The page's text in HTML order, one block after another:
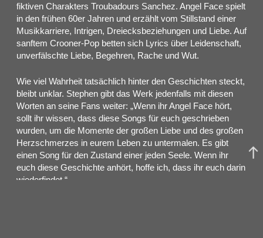
fiktiven Charakters Troubadours Sanchez. Angel Face spielt
in den frühen 60er Jahren und erzählt vom Stillstand einer
Musikkarriere, Intrigen, Dreiecksbeziehungen und Liebe. Auf
sanftem Crooner-Pop betten sich Lyrics über Leidenschaft,
unverfälschte Liebe, Begehren, Rache und Wut.
Wie viel Wahrheit tatsächlich hinter den Geschichten steckt,
bleibt unklar. Stephen gibt das Werk jedenfalls mit diesen
Worten an seine Fans weiter: „Wenn ihr Angel Face hört,
sollt ihr wissen, dass diese Songs für euch geschrieben
wurden, um die Momente der großen Liebe und des großen
Herzschmerzes in eurem Leben zu untermalen. Es gibt
einen Song für den Zustand einer jeden Seele. Wenn ihr
euch diese Geschichte anhört, hoffe ich, dass ihr euch darin
wiederfindet.“